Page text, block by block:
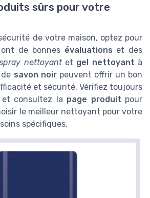
sûrs pour votre
de votre maison, optez pour
de bonnes évaluations et des
nettoyantet gel nettoyant à
savon noirpeuvent offrir un bon
et sécurité. Vérifiez toujours
consultez la page produit pour
le meilleur nettoyant pour votre
spécifiques.